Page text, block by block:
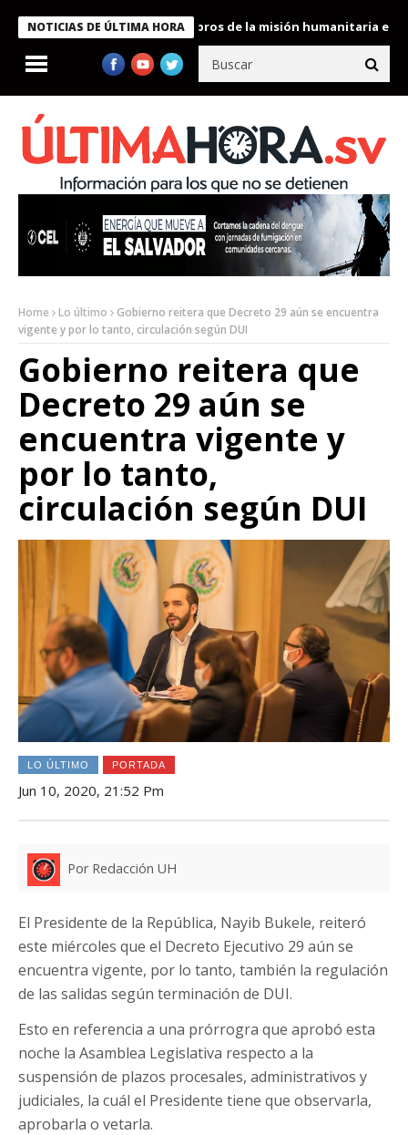
NOTICIAS DE ÚLTIMA HORA
Bukele condecora a miembros de la misión humanitaria enviada
Home Lo último
Gobierno reitera que Decreto 29 aún se encuentra
vigente y por lo tanto, circulación según DUI
Gobierno reitera que
Decreto 29 aún se
encuentra vigente y
por lo tanto,
circulación según DUI
LO ÚLTIMO PORTADA
Jun 10, 2020, 21:52 Pm
Por Redacción UH
El Presidente de la República, Nayib Bukele, reiteró
este miércoles que el Decreto Ejecutivo 29 aún se
encuentra vigente, por lo tanto, también la regulación
de las salidas según terminación de DUI.
Esto en referencia a una prórrogra que aprobó esta
noche la Asamblea Legislativa respecto a la
suspensión de plazos procesales, administrativos y
judiciales, la cuál el Presidente tiene que observarla,
aprobarla o vetarla.